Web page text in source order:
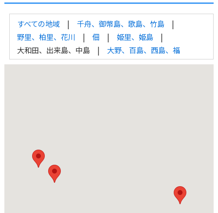
すべての地域
千舟、御幣島、歌島、竹島
野里、柏里、花川
佃
姫里、姫島
大和田、出来島、中島
大野、百島、西島、福